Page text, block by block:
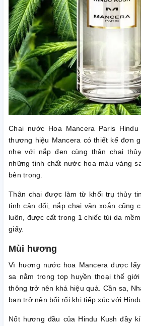
Chai nước Hoa Mancera Paris
thương hiệu Mancera có thiết kế đơn
nhẹ với nắp đen cùng thân chai
những tinh chất nước hoa màu vàng
bên trong.
Thân chai được làm từ khối trụ thủy
tinh cân đối, nắp chai vặn xoắn cũng
luôn, được cất trong 1 chiếc túi da
giấy.
Mùi hương
Vì hương nước hoa Mancera được
sa nằm trong top huyền thoại thế
thông trở nên khá hiệu quả. Cần sa,
bạn trở nên bối rối khi tiếp xúc với
Nốt hương đầu của Hindu Kush đầy